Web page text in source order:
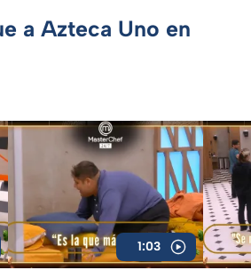
a Azteca Uno en
1:03